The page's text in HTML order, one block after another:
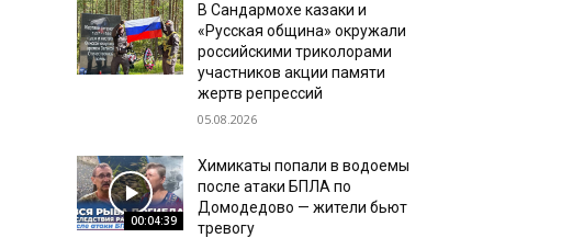
В Сандармохе казаки и
«Русская община» окружали
российскими триколорами
участников акции памяти
жертв репрессий
05.08.2026
00:04:39
Химикаты попали в водоемы
после атаки БПЛА по
Домодедово — жители бьют
тревогу